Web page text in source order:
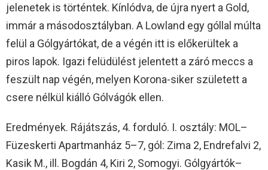
jelenetek is történtek. Kínlódva, de újra nyert a Gold,
immár a másodosztályban. A Lowland egy góllal múlta
felül a Gólgyártókat, de a végén itt is előkerültek a
piros lapok. Igazi felüdülést jelentett a záró meccs a
feszült nap végén, melyen Korona-siker született a
csere nélkül kiálló Gólvágók ellen.
Eredmények. Rájátszás, 4. forduló. I. osztály: MOL–
Füzeskerti Apartmanház 5–7, gól: Zima 2, Endrefalvi 2,
Kasik M., ill. Bogdán 4, Kiri 2, Somogyi. Gólgyártók–